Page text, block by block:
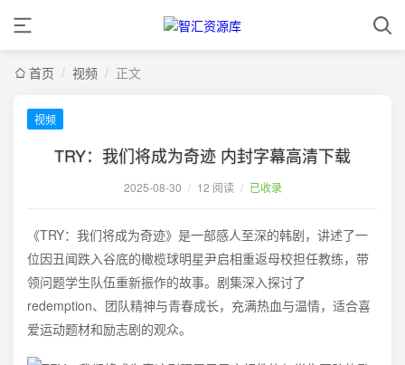
首页 / 视频 / 正文
视频
TRY：我们将成为奇迹 内封字幕高清下载
2025-08-30 / 12 阅读 / 已收录
《TRY：我们将成为奇迹》是一部感人至深的韩剧，讲述了一
位因丑闻跌入谷底的橄榄球明星尹启相重返母校担任教练，带
领问题学生队伍重新振作的故事。剧集深入探讨了
redemption、团队精神与青春成长，充满热血与温情，适合喜
爱运动题材和励志剧的观众。